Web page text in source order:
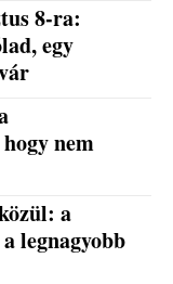
8-ra:
egy
nem
a
legnagyobb